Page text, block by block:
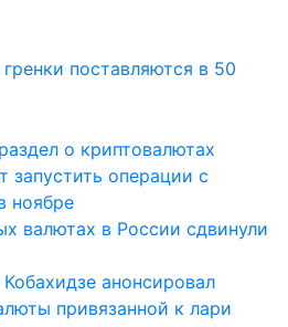
поставляются в 50
запустить операции с
ноябре
валютах в России сдвинули
анонсировал
привязанной к лари